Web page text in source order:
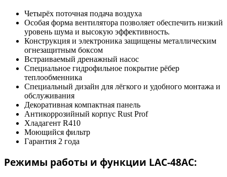
Четырёх поточная подача воздуха
Особая форма вентилятора позволяет обеспечить низкий
уровень шума и высокую эффективность.
Конструкция и электроника защищены металлическим
огнезащитным боксом
Встраиваемый дренажный насос
Специальное гидрофильное покрытие рёбер
теплообменника
Специальный дизайн для лёгкого и удобного монтажа и
обслуживания
Декоративная компактная панель
Антикоррозийный корпус Rust Prof
Хладагент R410
Моющийся фильтр
Гарантия 2 года
Режимы работы и функции LAC-48AC: